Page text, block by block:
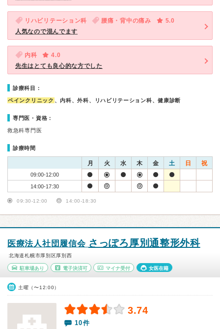
リハビリテーション科 腰痛・背中の痛み
5.0
人気なので混んでます
内科
4.0
先生はとても良心的な方でした
診療科目：
ペインクリニック 、内科、外科、リハビリテーション科、健康診断
専門医・資格：
救急科専門医
診療時間
月 火 水 木 金 土 日 祝
09:00-12:00
14:00-17:30
09:30-12:00 14:00-18:30
医療法人社団履信会 さっぽろ厚別通整形外科
北海道札幌市厚別区厚別西
駐車場あり 電子決済可 マイナ受付 女医在籍
土曜（〜12:00）
3.74
10件